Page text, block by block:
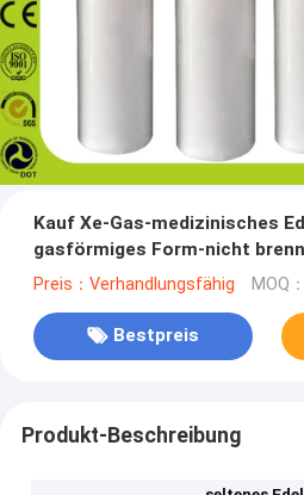
Kauf Xe-Gas-medizinisches
gasförmiges Form-nicht
Gas
Preis：Verhandlungsfähig MOQ
Bestpreis
Produkt-Beschreibung